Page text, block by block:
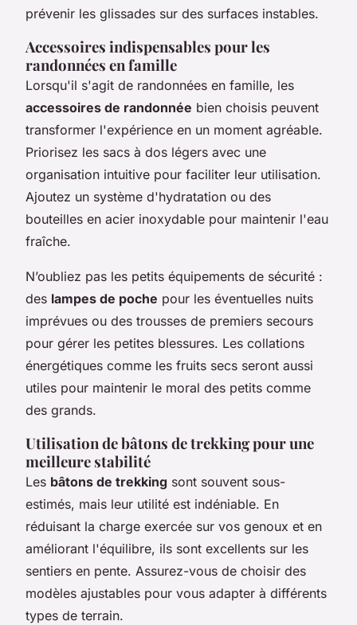
prévenir les glissades sur des surfaces instables.
Accessoires indispensables pour les
randonnées en famille
Lorsqu'il s'agit de randonnées en famille, les
accessoires de randonnée bien choisis peuvent
transformer l'expérience en un moment agréable.
Priorisez les sacs à dos légers avec une
organisation intuitive pour faciliter leur utilisation.
Ajoutez un système d'hydratation ou des
bouteilles en acier inoxydable pour maintenir l'eau
fraîche.
N’oubliez pas les petits équipements de sécurité :
des lampes de poche pour les éventuelles nuits
imprévues ou des trousses de premiers secours
pour gérer les petites blessures. Les collations
énergétiques comme les fruits secs seront aussi
utiles pour maintenir le moral des petits comme
des grands.
Utilisation de bâtons de trekking pour une
meilleure stabilité
Les bâtons de trekking sont souvent sous-
estimés, mais leur utilité est indéniable. En
réduisant la charge exercée sur vos genoux et en
améliorant l'équilibre, ils sont excellents sur les
sentiers en pente. Assurez-vous de choisir des
modèles ajustables pour vous adapter à différents
types de terrain.